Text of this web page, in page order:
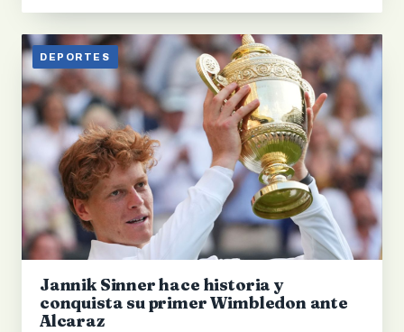
DEPORTES
Jannik Sinner hace historia y
conquista su primer Wimbledon ante
Alcaraz